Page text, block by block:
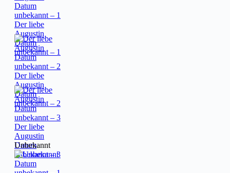
Der liebe
Augustin
Datum
unbekannt – 1
Der liebe
Augustin
Datum
unbekannt – 2
Der liebe
Augustin
Datum
unbekannt – 3
Unbekannt